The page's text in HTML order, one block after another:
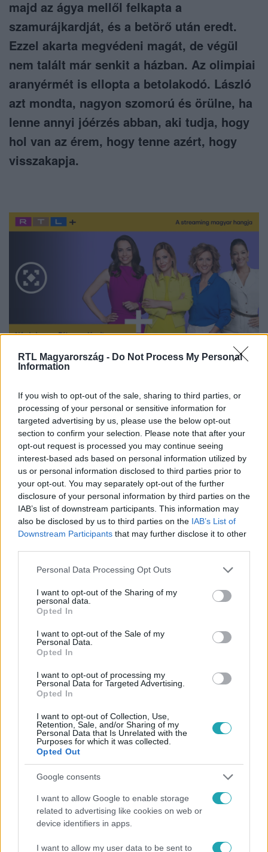
RTL Magyarország - Do Not Process My Personal
Information
If you wish to opt-out of the sale, sharing to third parties, or
processing of your personal or sensitive information for
targeted advertising by us, please use the below opt-out
section to confirm your selection. Please note that after your
opt-out request is processed you may continue seeing
interest-based ads based on personal information utilized by
us or personal information disclosed to third parties prior to
your opt-out. You may separately opt-out of the further
disclosure of your personal information by third parties on the
IAB’s list of downstream participants. This information may
also be disclosed by us to third parties on the IAB’s List of
Downstream Participants that may further disclose it to other
Please note that this website/app uses one or more Google
not limited to your visit or usage behaviour. You may click to
grant or deny consent to Google and its third-party tags to
use your data for below specified purposes in below Google
consent section.
Personal Data Processing Opt Outs
I want to opt-out of the Sharing of my
personal data.
Opted In
I want to opt-out of the Sale of my
Personal Data.
Opted In
I want to opt-out of processing my
Personal Data for Targeted Advertising.
Opted In
I want to opt-out of Collection, Use,
Retention, Sale, and/or Sharing of my
Personal Data that Is Unrelated with the
Purposes for which it was collected.
Opted Out
Google consents
I want to allow Google to enable storage
related to advertising like cookies on web or
device identifiers in apps.
I want to allow my user data to be sent to
majd az ágya mellől felkapta a
szamurájkardját, és a betörő után eredt.
Ezzel akarta megvédeni magát, de végül
nem talált már senkit a házban. Az olimpiai
aranyérmét is ellopta a betolakodó. László
azt mondta, nagyon szomorú és örülne, ha
lenne annyi jóérzés abban, aki tudja, hogy
hol van az érem, hogy tenne azért, hogy
visszakapja.
Nézd vissza a Fókusz adásait az RTL+-on!
Itt állítsd be, hogy az RTL.hu az elsők között
legyen a Google-találatokban!
Kövess minket, és értesülj a friss hírekről a
Facebookon is!
Követem
FÓKUSZ #VIDEÓ # ADÁSRÉSZLETEK
CSONGRÁDI LÁSZLÓ # BALESET-BŰNÜGY